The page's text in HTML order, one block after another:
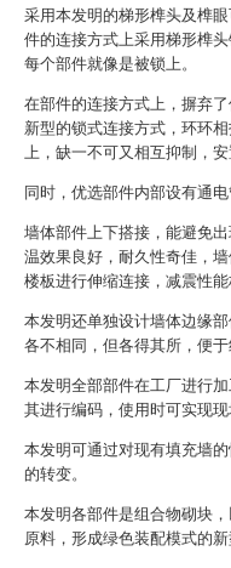
采用本发明的梯形榫头及榫
件的连接方式上采用梯形榫
每个部件就像是被锁上。
在部件的连接方式上，摒弃
新型的锁式连接方式，环环
上，缺一不可又相互抑制，安
同时，优选部件内部设有通
墙体部件上下搭接，能避免
温效果良好，耐久性奇佳，
楼板进行伸缩连接，减震性能
本发明还单独设计墙体边缘
各不相同，但各得其所，便于
本发明全部部件在工厂进行
其进行编码，使用时可实现现
本发明可通过对现有填充墙
的转变。
本发明各部件是组合物砌块
原料，形成绿色装配模式的新